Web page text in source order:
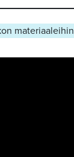
materiaaleihin